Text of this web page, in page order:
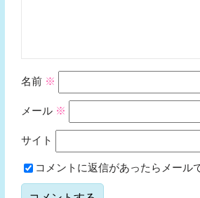
名前 ※
メール ※
サイト
コメントに返信があったらメール